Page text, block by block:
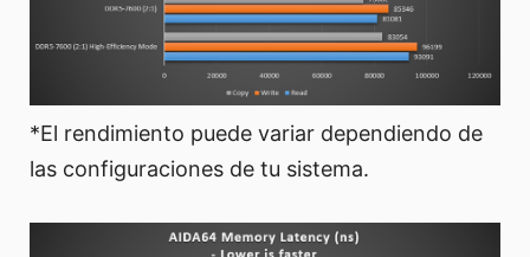
*El rendimiento puede variar dependiendo de
las configuraciones de tu sistema.